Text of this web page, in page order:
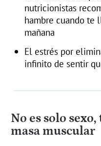
nutricionistas
hambre cuando te
mañana
El estrés por
infinito de sentir
No es solo
masa muscular